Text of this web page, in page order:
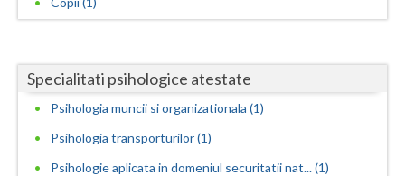
Satu-Mare
Suceava
Teleorman
Specialitati psihologice atestate
Psihologia muncii si organizationala (1)
Psihologia transporturilor (1)
Psihologie aplicata in domeniul securitatii nat... (1)